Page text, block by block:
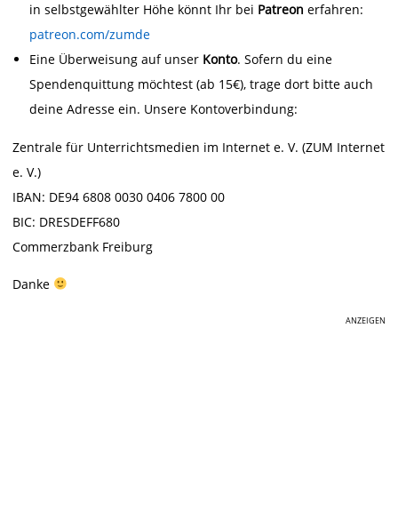
in selbstgewählter Höhe könnt Ihr bei Patreon erfahren:
patreon.com/zumde
Eine Überweisung auf unser Konto. Sofern du eine
Spendenquittung möchtest (ab 15€), trage dort bitte auch
deine Adresse ein. Unsere Kontoverbindung:
Zentrale für Unterrichtsmedien im Internet e. V. (ZUM Internet
e. V.)
IBAN: DE94 6808 0030 0406 7800 00
BIC: DRESDEFF680
Commerzbank Freiburg
Danke
ANZEIGEN